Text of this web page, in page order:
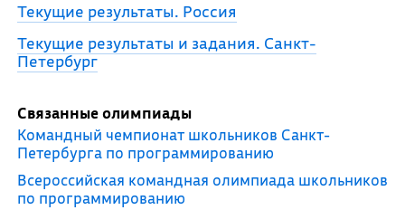
Текущие результаты. Россия
Текущие результаты и задания. Санкт-
Петербург
Связанные олимпиады
Командный чемпионат школьников Санкт-
Петербурга по программированию
Всероссийская командная олимпиада школьников
по программированию